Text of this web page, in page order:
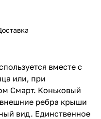
вместе с
или, при
Смарт. Коньковый
ребра крыши
вид. Единственное